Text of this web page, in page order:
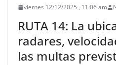
viernes 12/12/2025 , 11:06 am
RUTA 14: La
radares,
las multas